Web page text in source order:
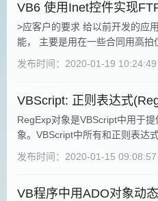
VB6 使用Inet控件实现
>应客户的要求 给以前开发的应
能， 主要是用在一些合同用高
用。 就在客户那边搭建个FTP服
的实现，加了几行代码实现了。
几百K 最多2-3M，就偷懒了。。
发布时间：2020-01-19 10:24:49
VBScript: 正则表达式
RegExp对象是VBScript中用于
象。VBScript中所有和正则表达
象有关联。一、RegExp对象的
法）属性：1. Global属性: True
值是False(表示只匹配第一次出
发布时间：2020-01-15 09:08:57
VB程序中用ADO对象动